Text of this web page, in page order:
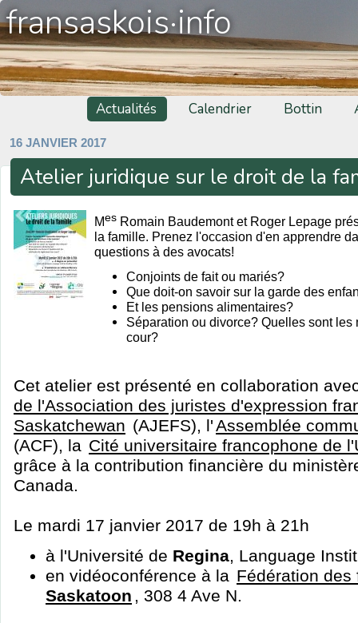
fransaskois·info
Actualités Calendrier Bottin
16 JANVIER 2017
Atelier juridique sur le droit de la
Mes Romain Baudemont et Roger Lepage
la famille. Prenez l'occasion d'en apprendre
questions à des avocats!
Conjoints de fait ou mariés?
Que doit-on savoir sur la garde des
Et les pensions alimentaires?
Séparation ou divorce? Quelles sont les
cour?
Cet atelier est présenté en collaboration
de l'Association des juristes d'expression
Saskatchewan (AJEFS), l'Assemblée
(ACF), la Cité universitaire francophone de
grâce à la contribution financière du
Canada.
Le mardi 17 janvier 2017 de 19h à 21h
à l'Université de Regina, Language
en vidéoconférence à la Fédération
Saskatoon , 308 4 Ave N.